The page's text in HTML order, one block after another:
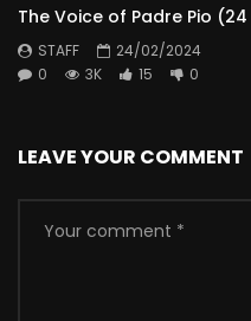
The Voice of Padre Pio
STAFF
24/02/2024
0
3K 15 0
LEAVE YOUR COMMENT